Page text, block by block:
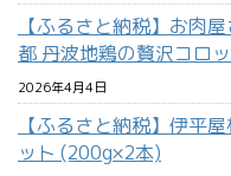
【ふるさと納税】お肉
都 丹波地鶏の贅沢コロ
2026年4月4日
【ふるさと納税】伊平
ット (200g×2本)